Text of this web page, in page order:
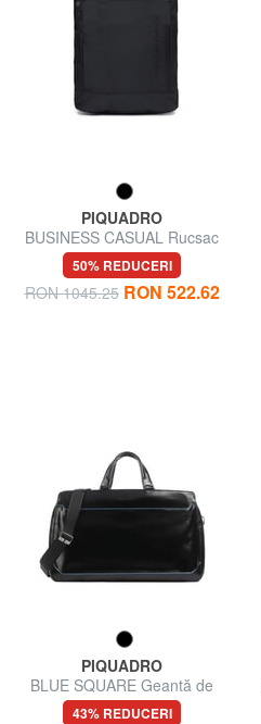
PIQUADRO
BUSINESS CASUAL Rucsac
pentru laptop de 14" din
material textil
50% REDUCERI
RON 1045.25 RON 522.62
PIQUADRO
BLUE SQUARE Geantă de
voiaj din piele
43% REDUCERI